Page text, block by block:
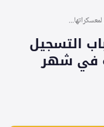
التسجيل
في شهر